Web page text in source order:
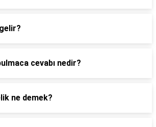
cevabı nedir?
ne demek?